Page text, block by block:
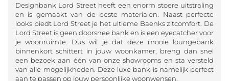
Designbank Lord Street heeft een enorm stoere uitstraling
en is gemaakt van de beste materialen. Naast perfecte
looks biedt Lord Street je het ultieme Baenks zitcomfort. De
Lord Street is geen doorsnee bank en is een eyecatcher voor
je woonruimte. Dus wil je dat deze mooie loungebank
binnenkort schittert in jouw woonkamer, breng dan snel
een bezoek aan één van onze showrooms en sta versteld
van alle mogelijkheden. Deze luxe bank is namelijk perfect
aan te passen op jouw persoonlijke woonwensen.